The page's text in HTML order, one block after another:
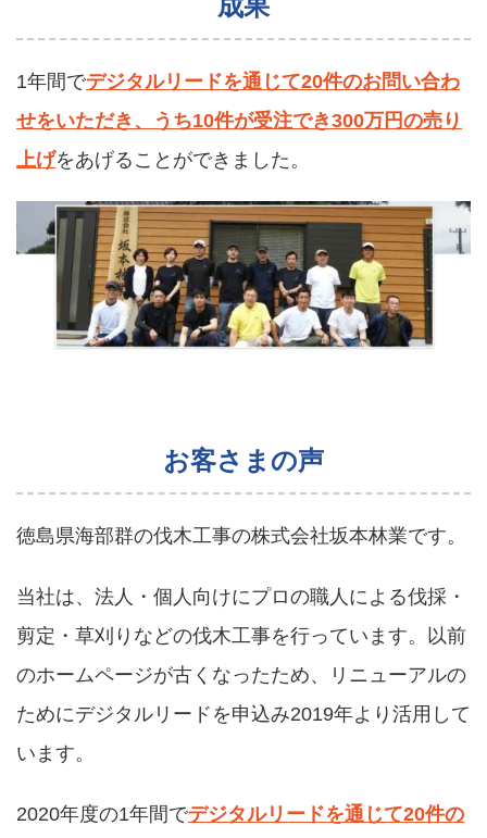
成果
1年間でデジタルリードを通じて20件のお問い合わ
せをいただき、うち10件が受注でき300万円の売り
上げをあげることができました。
お客さまの声
徳島県海部群の伐木工事の株式会社坂本林業です。
当社は、法人・個人向けにプロの職人による伐採・
剪定・草刈りなどの伐木工事を行っています。以前
のホームページが古くなったため、リニューアルの
ためにデジタルリードを申込み2019年より活用して
います。
2020年度の1年間でデジタルリードを通じて20件の